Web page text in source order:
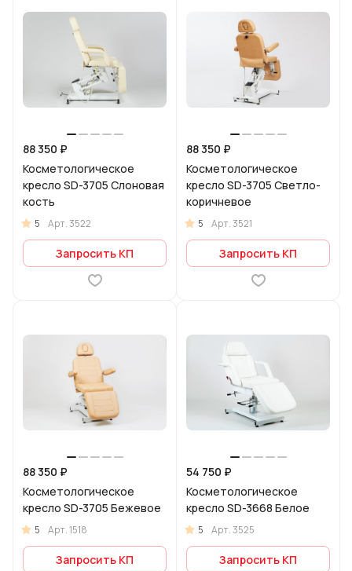
88 350 ₽
Косметологическое
кресло SD-3705 Слоновая
кость
5 Арт.3522
Запросить КП
88 350 ₽
Косметологическое
кресло SD-3705 Светло-
коричневое
5 Арт.3521
Запросить КП
88 350 ₽
Косметологическое
кресло SD-3705 Бежевое
5 Арт.1518
Запросить КП
54 750 ₽
Косметологическое
кресло SD-3668 Белое
5 Арт.3525
Запросить КП